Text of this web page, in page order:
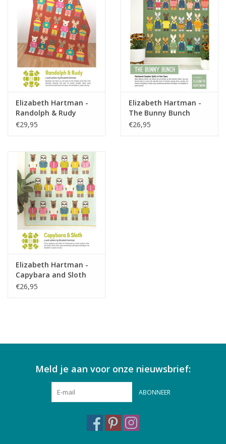
Elizabeth Hartman -
Randolph & Rudy
€29,95
Elizabeth Hartman -
The Bunny Bunch
€26,95
Elizabeth Hartman -
Capybara and Sloth
€26,95
Meld je aan voor onze nieuwsbrief:
ABONNEER